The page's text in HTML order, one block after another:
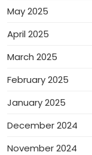
May 2025
April 2025
March 2025
February 2025
January 2025
December 2024
November 2024